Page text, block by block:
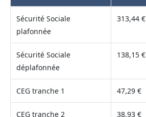
Sécurité Sociale
plafonnée
313,44 €
Sécurité Sociale
déplafonnée
138,15 €
CEG tranche 1 47,29 €
CEG tranche 2 38,93 €